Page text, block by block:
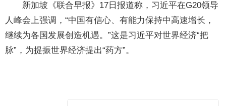
新加坡《联合早报》17日报道称，习近平在G20领导
人峰会上强调，“中国有信心、有能力保持中高速增长，
继续为各国发展创造机遇。”这是习近平对世界经济“把
脉”，为提振世界经济提出“药方”。